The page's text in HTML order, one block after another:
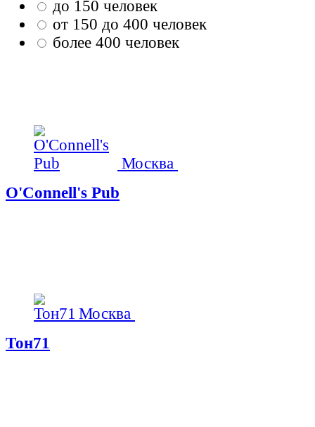
до 150 человек
от 150 до 400 человек
более 400 человек
Москва
O'Connell's Pub
Москва
Тон71